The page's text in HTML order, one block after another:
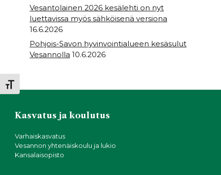
Toggle Font size
Vesantolainen 2026 kesälehti on nyt
luettavissa myös sähköisenä versiona
16.6.2026
Pohjois-Savon hyvinvointialueen kesäsulut
Vesannolla 10.6.2026
Kasvatus ja koulutus
Varhaiskasvatus
Vesannon yhtenäiskoulu ja lukio
Kansalaisopisto